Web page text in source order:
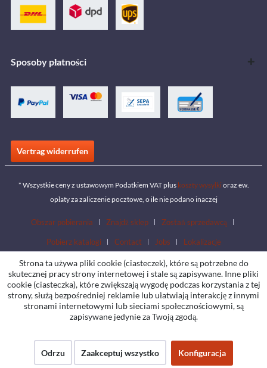
Sposoby płatności
Vertrag widerrufen
* Wszystkie ceny z ustawowym Podatkiem VAT plus koszty wysyłki oraz ew.
opłaty za zaliczenie pocztowe, o ile nie podano inaczej
Obszar pobierania Znajdź sklep Zostań sprzedawcą
Pobierz katalogi Contact Jobs Lokalizacje
Strona ta używa pliki cookie (ciasteczek), które są potrzebne do
skutecznej pracy strony internetowej i stale są zapisywane. Inne pliki
cookie (ciasteczka), które zwiększają wygodę podczas korzystania z tej
strony, służą bezpośredniej reklamie lub ułatwiają interakcję z innymi
stronami internetowymi lub sieciami społecznościowymi, są
zapisywane jedynie za Twoją zgodą.
Odrzu Zaakceptuj wszystko Konfiguracja